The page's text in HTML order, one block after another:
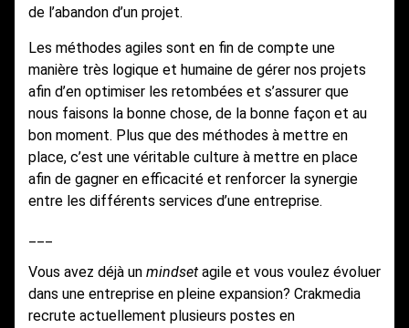
de l’abandon d’un projet.
Les méthodes agiles sont en fin de compte une
manière très logique et humaine de gérer nos projets
afin d’en optimiser les retombées et s’assurer que
nous faisons la bonne chose, de la bonne façon et au
bon moment. Plus que des méthodes à mettre en
place, c’est une véritable culture à mettre en place
afin de gagner en efficacité et renforcer la synergie
entre les différents services d’une entreprise.
Vous avez déjà un mindset agile et vous voulez évoluer
dans une entreprise en pleine expansion? Crakmedia
recrute actuellement plusieurs postes en